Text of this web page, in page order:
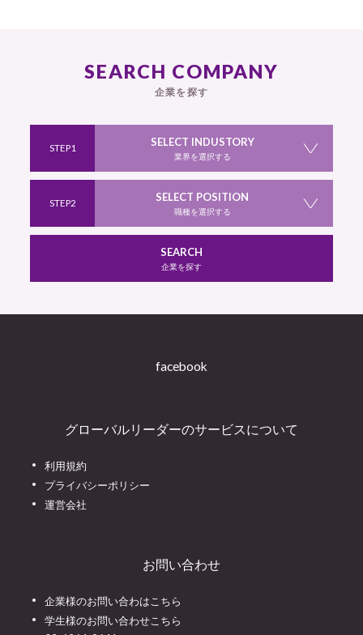
SEARCH COMPANY
企業を探す
STEP1 SELECT INDUSTORY
業界を選択する
STEP2 SELECT POSITION
職種を選択する
SEARCH
企業を探す
facebook
グローバルリーダーのサービスについて
利用規約
プライバシーポリシー
運営会社
お問い合わせ
企業様のお問い合わはこちら
学生様のお問い合わせこちら